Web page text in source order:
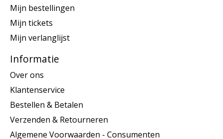
Mijn bestellingen
Mijn tickets
Mijn verlanglijst
Informatie
Over ons
Klantenservice
Bestellen & Betalen
Verzenden & Retourneren
Algemene Voorwaarden - Consumenten